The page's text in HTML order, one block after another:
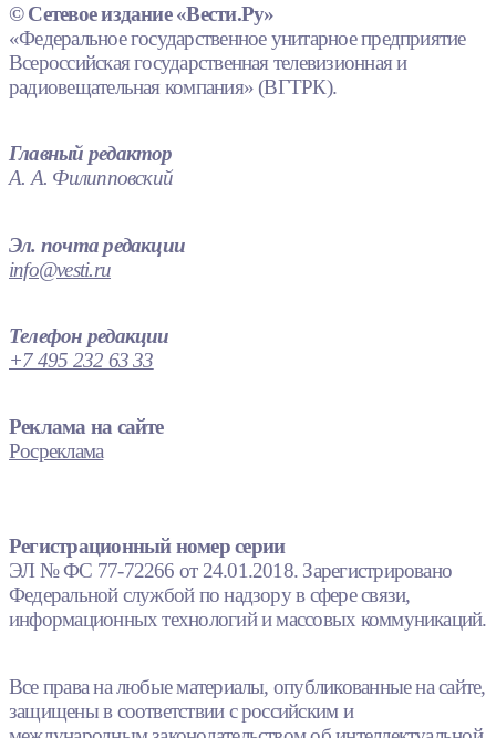
© Сетевое издание «Вести.Ру»
«Федеральное государственное унитарное предприятие
Всероссийская государственная телевизионная и
радиовещательная компания» (ВГТРК).
Главный редактор
А. А. Филипповский
Эл. почта редакции
info@vesti.ru
Телефон редакции
+7 495 232 63 33
Реклама на сайте
Росреклама
Регистрационный номер серии
ЭЛ № ФС 77-72266 от 24.01.2018. Зарегистрировано
Федеральной службой по надзору в сфере связи,
информационных технологий и массовых коммуникаций.
Все права на любые материалы, опубликованные на сайте,
защищены в соответствии с российским и